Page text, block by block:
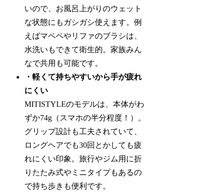
いので、お風呂上がりのウェット
な状態にもガシガシ使えます。例
えばマペペやリファのブラシは、
水洗いもできて衛生的。家族みん
なで共用も可能です。
・軽くて持ちやすいから手が疲れ
にくい
MITISTYLEのモデルは、本体がわ
ずか74g（スマホの半分程度！）。
グリップ設計も工夫されていて、
ロングヘアでも30回とかしても疲
れにくい印象。旅行やジム用に折
りたたみ式やミニタイプもあるの
で持ち歩きも便利です。